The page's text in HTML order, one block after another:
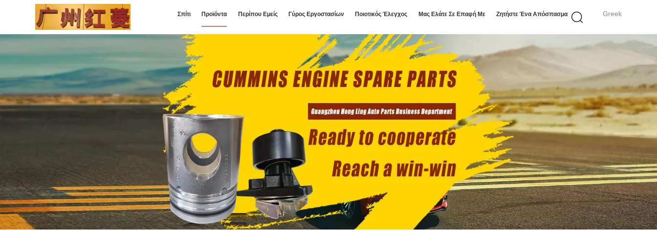
Greek
Σπίτι Προϊόντα Περίπου Εμείς Γύρος Εργοστασίων Ποιοτικός Έλεγχος Μας Ελάτε Σε Επαφή Με Ζητήστε Ένα Απόσπασμα